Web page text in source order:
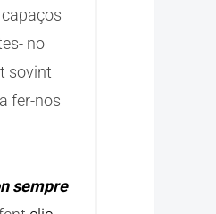
no
sovint
fer-nos
sempre